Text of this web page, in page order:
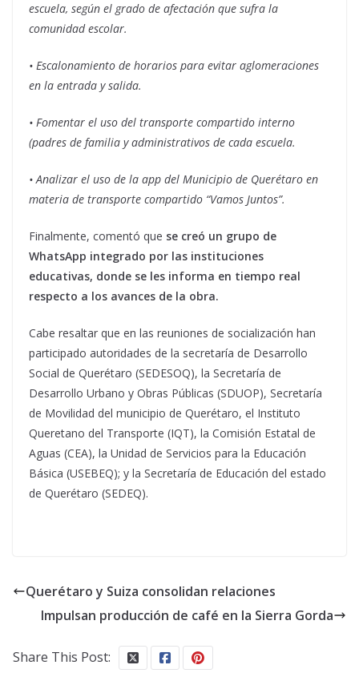
escuela, según el grado de afectación que sufra la
comunidad escolar.
• Escalonamiento de horarios para evitar aglomeraciones
en la entrada y salida.
• Fomentar el uso del transporte compartido interno
(padres de familia y administrativos de cada escuela.
• Analizar el uso de la app del Municipio de Querétaro en
materia de transporte compartido “Vamos Juntos”.
Finalmente, comentó que se creó un grupo de
WhatsApp integrado por las instituciones
educativas, donde se les informa en tiempo real
respecto a los avances de la obra.
Cabe resaltar que en las reuniones de socialización han
participado autoridades de la secretaría de Desarrollo
Social de Querétaro (SEDESOQ), la Secretaría de
Desarrollo Urbano y Obras Públicas (SDUOP), Secretaría
de Movilidad del municipio de Querétaro, el Instituto
Queretano del Transporte (IQT), la Comisión Estatal de
Aguas (CEA), la Unidad de Servicios para la Educación
Básica (USEBEQ); y la Secretaría de Educación del estado
de Querétaro (SEDEQ).
Querétaro y Suiza consolidan relaciones
Impulsan producción de café en la Sierra Gorda
Share This Post: